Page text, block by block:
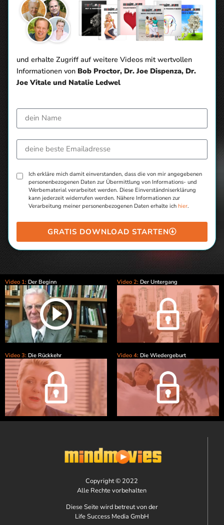
und erhalte Zugriff auf weitere Videos mit wertvollen
Informationen von Bob Proctor, Dr. Joe Dispenza, Dr.
Joe Vitale und Natalie Ledwel
Ich erkläre mich damit einverstanden, dass die von mir angegebenen
personenbezogenen Daten zur Übermittlung von Informations- und
Werbematerial verarbeitet werden. Diese Einverständniserklärung
kann jederzeit widerrufen werden. Nähere Informationen zur
Verarbeitung meiner personenbezogenen Daten erhalte ich hier.
GRATIS DOWNLOAD STARTEN
Video 1: Der Beginn Video 2: Der Untergang
Video 3: Die Rückkehr Video 4: Die Wiedergeburt
Copyright © 2022
Alle Rechte vorbehalten
Diese Seite wird betreut von der
Life Success Media GmbH